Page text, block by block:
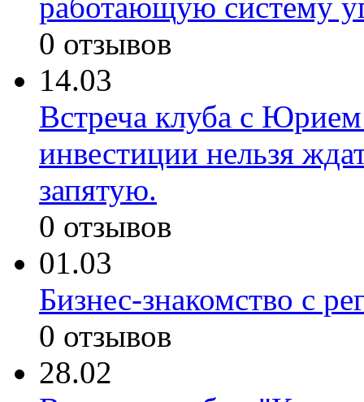
работающую систему
0 отзывов
14.03
Встреча клуба с
инвестиции нельзя
запятую.
0 отзывов
01.03
Бизнес-знакомство с
0 отзывов
28.02